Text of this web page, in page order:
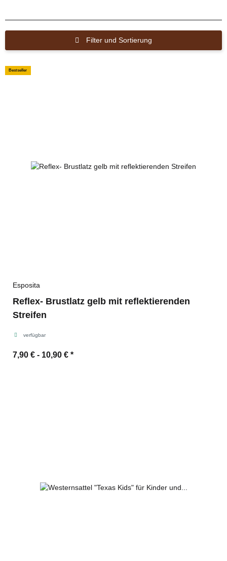
Filter und Sortierung
Bestseller
Esposita
Reflex- Brustlatz gelb mit reflektierenden
Streifen
verfügbar
7,90 € - 10,90 € *